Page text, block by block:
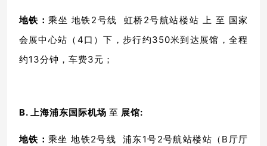
地铁：乘坐 地铁2号线 虹桥2号航站楼站 上 至 国家
会展中心站（4口）下，步行约350米到达展馆，全程
约13分钟，车费3元；
B. 上海浦东国际机场 至 展馆:
地铁： 乘坐 地铁2号线 浦东1号2号航站楼站（B厅厅